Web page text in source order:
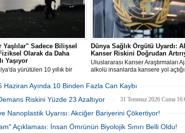
Yaşlılar" Sadece Bilişsel
Olarak da Daha
Yaşıyor
yürütülen 10 yıllık bir
koruyan "süper yaşlıların"
daha az başvurduğunu ve
%46 daha düşük
Dünya Sağlık Örgütü Uyardı:
Kanser Riskini Doğrudan
Uluslararası Kanser Araştırmaları
alkolü insanlarda kansere yol açtığı
maddeler arasında sınıflandırıyor.
Haziran Ayında 10 Binden Fazla Can Kaybı
03 Ağustos 2026 Pazartesi
Riskini Yüzde 23 Azaltıyor 31 Temmuz 2026 Cuma
Nanoplastik Uyarısı: Akciğer Bariyerini Çökertiyor!
30 Temmuz 2026 Perşembe
Açıklaması: İnsan Ömrünün Biyolojik Sınırı Belli Oldu!